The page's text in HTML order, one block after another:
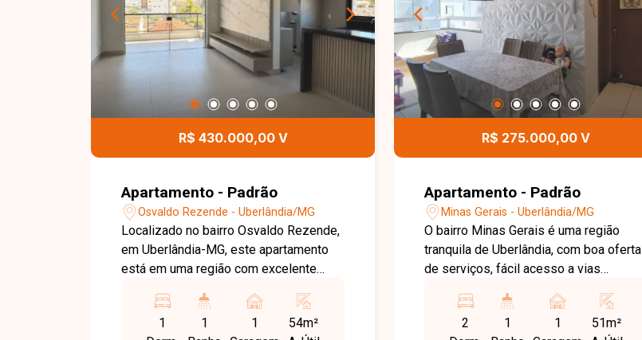
R$ 430.000,00 V
Apartamento - Padrão
Osvaldo Rezende - Uberlândia/MG
Localizado no bairro Osvaldo Rezende,
em Uberlândia-MG, este apartamento
está em uma região com excelente
vias da cidade e próximo a
supermercados, escolas, farmácias,
1
1
1
54m²
R$ 275.000,00 V
Apartamento - Padrão
Minas Gerais - Uberlândia/MG
O bairro Minas Gerais é uma região
tranquila de Uberlândia, com boa oferta
de serviços, fácil acesso a vias
além de estar próximo a comércios,
escolas e opções do dia a dia,
2
1
1
51m²